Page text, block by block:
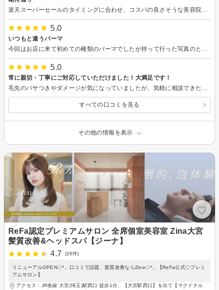
5.0
いつもと違うパーマ
5.0
常に親切・丁寧にご対応していただけました！大満足です！
すべての口コミを見る
その他の情報を表示
ReFa認定プレミアムサロン 全席個室美容室 Zina大宮
髪質改善&ヘッドスパ【ジーナ】
4.7
(26件)
リニューアルOPEN◇*。口コミで話題、髪質改善ならZina◇*。【ReFa公式◇プレミ
アムサロン】
アクセス：JR各線 大宮(埼玉)駅西口 徒歩1分、【大宮駅西口】を出て【マクドナル